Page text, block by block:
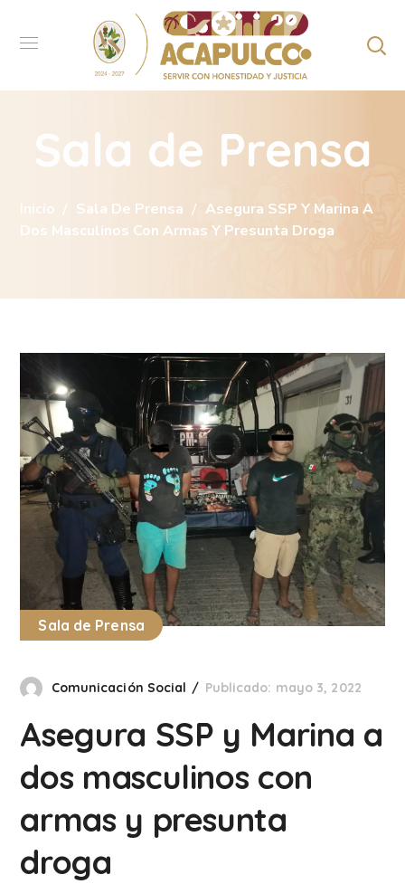
Sala de Prensa
Inicio Sala De Prensa
Asegura SSP Y Marina A
Dos Masculinos Con Armas Y Presunta Droga
Sala de Prensa
Comunicación Social Publicado: mayo 3, 2022
Asegura SSP y Marina a
dos masculinos con
armas y presunta
droga